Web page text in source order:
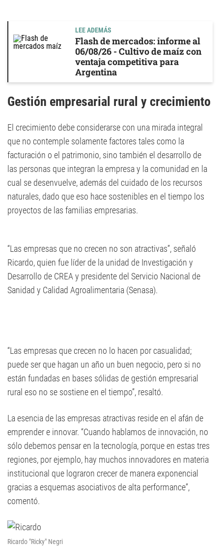
LEE ADEMÁS
Flash de mercados: informe al
06/08/26 - Cultivo de maíz con
ventaja competitiva para
Argentina
Gestión empresarial rural y crecimiento
El crecimiento debe considerarse con una mirada integral
que no contemple solamente factores tales como la
facturación o el patrimonio, sino también el desarrollo de
las personas que integran la empresa y la comunidad en la
cual se desenvuelve, además del cuidado de los recursos
naturales, dado que eso hace sostenibles en el tiempo los
proyectos de las familias empresarias.
“Las empresas que no crecen no son atractivas”, señaló
Ricardo, quien fue líder de la unidad de Investigación y
Desarrollo de CREA y presidente del Servicio Nacional de
Sanidad y Calidad Agroalimentaria (Senasa).
“Las empresas que crecen no lo hacen por casualidad;
puede ser que hagan un año un buen negocio, pero si no
están fundadas en bases sólidas de gestión empresarial
rural eso no se sostiene en el tiempo”, resaltó.
La esencia de las empresas atractivas reside en el afán de
emprender e innovar. “Cuando hablamos de innovación, no
sólo debemos pensar en la tecnología, porque en estas tres
regiones, por ejemplo, hay muchos innovadores en materia
institucional que lograron crecer de manera exponencial
gracias a esquemas asociativos de alta performance”,
comentó.
Ricardo "Ricky" Negri